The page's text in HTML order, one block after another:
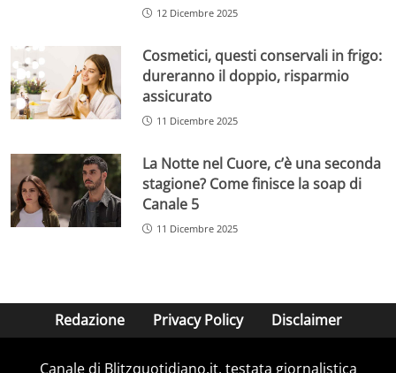
12 Dicembre 2025
Cosmetici, questi conservali in frigo:
dureranno il doppio, risparmio
assicurato
11 Dicembre 2025
La Notte nel Cuore, c’è una seconda
stagione? Come finisce la soap di
Canale 5
11 Dicembre 2025
Redazione Privacy Policy Disclaimer
Canale di Blitzquotidiano.it, testata giornalistica